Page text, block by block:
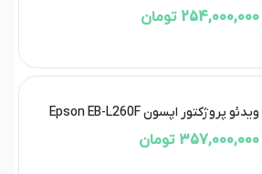
254,000,000 تومان
ویدئو پروژکتور اپسون Epson EB-L260F
357,000,000 تومان